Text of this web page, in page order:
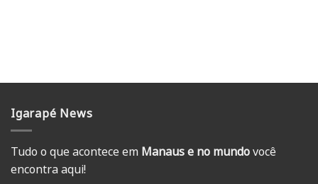
Igarapé News
Tudo o que acontece em Manaus e no mundovocê
encontra aqui!